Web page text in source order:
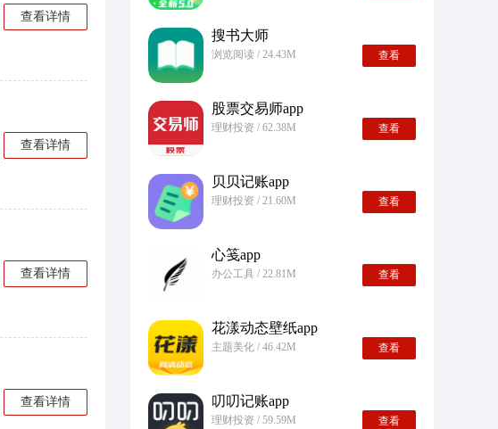
查看详情
查看详情
查看详情
查看详情
搜书大师
浏览阅读 / 24.43M 查看
股票交易师app
理财投资 / 62.38M 查看
贝贝记账app
理财投资 / 21.60M 查看
心笺app
办公工具 / 22.81M 查看
花漾动态壁纸app
主题美化 / 46.42M 查看
叨叨记账app
理财投资 / 59.59M 查看